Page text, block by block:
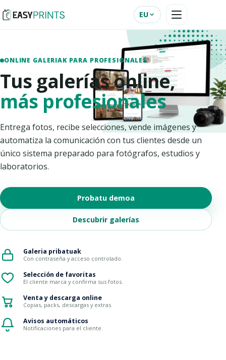
EU
ONLINE GALERIAK PARA PROFESIONALES
Tus galerías online,
más profesionales
Entrega fotos, recibe selecciones, vende imágenes y
automatiza la comunicación con tus clientes desde un
único sistema preparado para fotógrafos, estudios y
laboratorios.
Probatu demoa
Descubrir galerías
Galeria pribatuak
Con contraseña y acceso controlado.
Selección de favoritas
El cliente marca y confirma sus fotos.
Venta y descarga online
Copias, packs, descargas y extras.
Avisos automáticos
Notificaciones para el cliente.